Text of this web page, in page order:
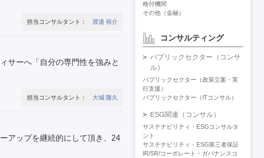
担当コンサルタント： 渡邉 裕介
サーへ「自分の専門性を強みと
担当コンサルタント： 大城 隆久
アップを継続的にして頂き、24
格付機関
その他（金融）
コンサルティング
パブリックセクター（コンサ
ル）
パブリックセクター（政策立案・実
行支援）
パブリックセクター（ITコンサル）
ESG関連（コンサル）
サステナビリティ・ESGコンサルタ
ント
サステナビリティ・ESG第三者保証
IR/SR/コーポレート・ガバナンスコ